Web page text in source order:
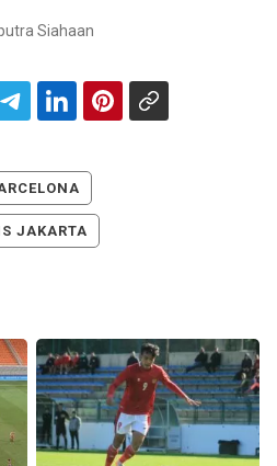
Siahaan
JAKARTA